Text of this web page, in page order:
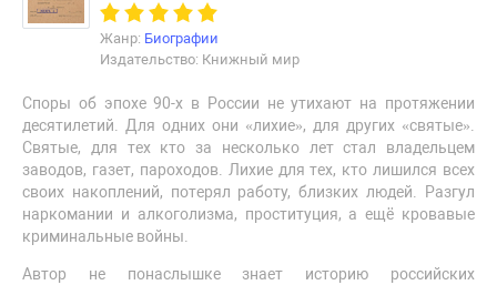
Жанр: Биографии
Издательство: Книжный мир
Споры об эпохе 90-х в России не утихают на протяжении
десятилетий. Для одних они «лихие», для других «святые».
Святые, для тех кто за несколько лет стал владельцем
заводов, газет, пароходов. Лихие для тех, кто лишился всех
своих накоплений, потерял работу, близких людей. Разгул
наркомании и алкоголизма, проституция, а ещё кровавые
криминальные войны.
Автор не понаслышке знает историю российских